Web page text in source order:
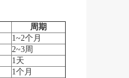
周期
1~2个月
2~3周
1天
1个月